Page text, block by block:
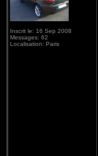
Inscrit le: 16 Sep 2008
Messages: 62
Localisation: Paris